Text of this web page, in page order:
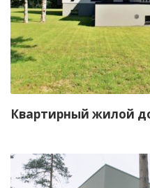
Квартирный жилой